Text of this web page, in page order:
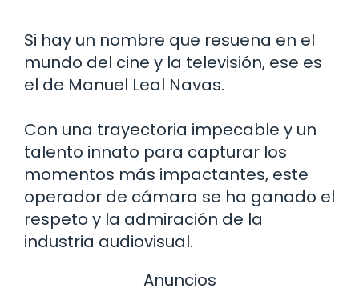
Si hay un nombre que resuena en el
mundo del cine y la televisión, ese es
el de Manuel Leal Navas.
Con una trayectoria impecable y un
talento innato para capturar los
momentos más impactantes, este
operador de cámara se ha ganado el
respeto y la admiración de la
industria audiovisual.
Anuncios